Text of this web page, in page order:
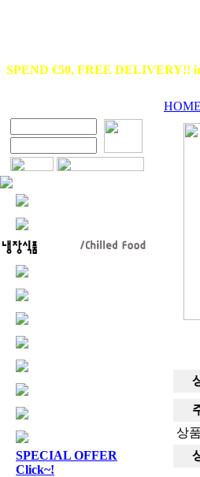
SPEND €50, FREE DELIVERY!!
SPECIAL OFFER
Click~!
HOME
상